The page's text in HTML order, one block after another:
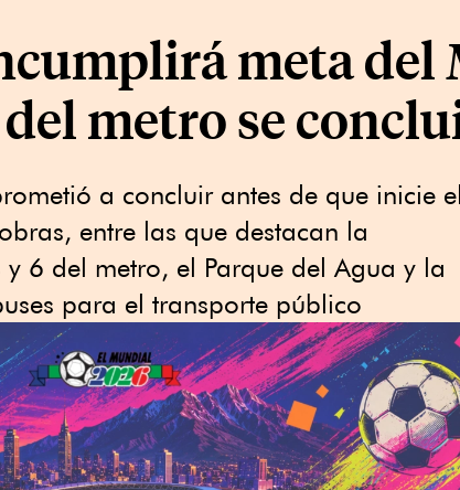
meta del
metro se
a concluir antes de que inicie el
entre las que destacan la
6 del metro, el Parque del Agua y la
para el transporte público